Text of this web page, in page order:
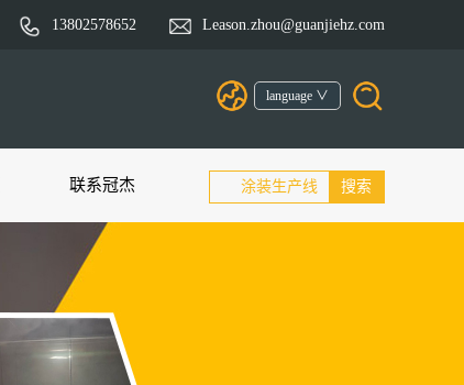
13802578652 Leason.zhou@guanjiehz.com
language ∨
联系冠杰